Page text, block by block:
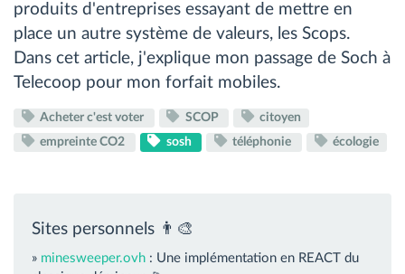
produits d'entreprises essayant de mettre en
place un autre système de valeurs, les Scops.
Dans cet article, j'explique mon passage de Soch à
Telecoop pour mon forfait mobiles.
Acheter c'est voter SCOP
citoyen
empreinte CO2
sosh téléphonie écologie
Sites personnels 👨‍🎨
» minesweeper.ovh : Une implémentation en REACT du